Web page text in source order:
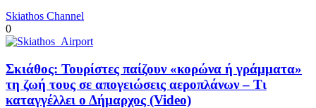
Skiathos Channel
0
Σκιάθος: Τουρίστες παίζουν «κορώνα ή γράμματα»
τη ζωή τους σε απογειώσεις αεροπλάνων – Τι
καταγγέλλει ο Δήμαρχος (Video)